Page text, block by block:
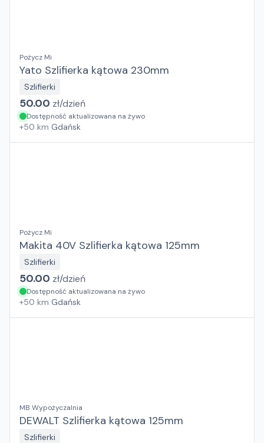
Pożycz Mi
Yato Szlifierka kątowa 230mm
Szlifierki
50.00 zł/dzień
Dostępność aktualizowana na żywo
+50 km Gdańsk
Pożycz Mi
Makita 40V Szlifierka kątowa 125mm
Szlifierki
50.00 zł/dzień
Dostępność aktualizowana na żywo
+50 km Gdańsk
MB Wypożyczalnia
DEWALT Szlifierka kątowa 125mm
Szlifierki